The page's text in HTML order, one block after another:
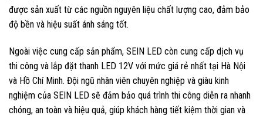
được sản xuất từ các nguồn nguyên liệu chất lượng cao, đảm bảo
độ bền và hiệu suất ánh sáng tốt.
Ngoài việc cung cấp sản phẩm, SEIN LED còn cung cấp dịch vụ
thi công và lắp đặt thanh LED 12V với mức giá rẻ nhất tại Hà Nội
và Hồ Chí Minh. Đội ngũ nhân viên chuyên nghiệp và giàu kinh
nghiệm của SEIN LED sẽ đảm bảo quá trình thi công diễn ra nhanh
chóng, an toàn và hiệu quả, giúp khách hàng tiết kiệm thời gian và